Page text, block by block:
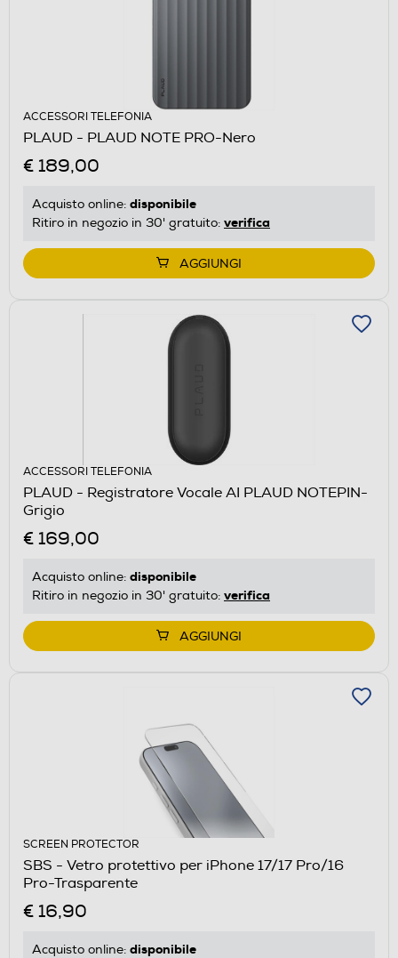
ACCESSORI TELEFONIA
PLAUD - PLAUD NOTE PRO-Nero
€ 189,00
Acquisto online: disponibile
Ritiro in negozio in 30' gratuito: verifica
AGGIUNGI
ACCESSORI TELEFONIA
PLAUD - Registratore Vocale AI PLAUD NOTEPIN-
Grigio
€ 169,00
Acquisto online: disponibile
Ritiro in negozio in 30' gratuito: verifica
AGGIUNGI
SCREEN PROTECTOR
SBS - Vetro protettivo per iPhone 17/17 Pro/16
Pro-Trasparente
€ 16,90
Acquisto online: disponibile